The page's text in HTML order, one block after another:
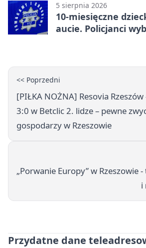
5 sierpnia 2026
10-miesięczne
aucie. Policjanci
<< Poprzedni
[PIŁKA NOŻNA] Resovia Rzeszów
3:0 w Betclic 2. lidze – pewne
gospodarzy w Rzeszowie
„Porwanie Europy” w Rzeszowie
i
Przydatne dane